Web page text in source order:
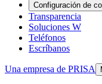
Configuración de
Transparencia
Soluciones W
Teléfonos
Escríbanos
Una empresa de PRISA